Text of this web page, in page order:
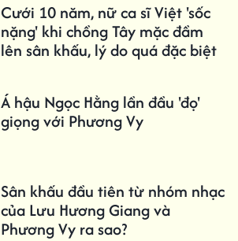
Cưới 10 năm, nữ ca sĩ Việt 'sốc
nặng' khi chồng Tây mặc đầm
lên sân khấu, lý do quá đặc biệt
Á hậu Ngọc Hằng lần đầu 'đọ'
giọng với Phương Vy
Sân khấu đầu tiên từ nhóm nhạc
của Lưu Hương Giang và
Phương Vy ra sao?